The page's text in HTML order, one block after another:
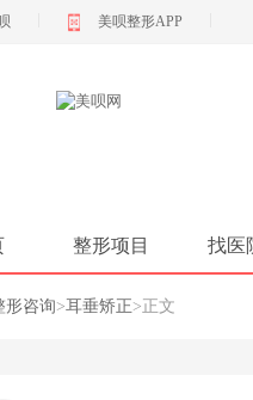
美呗整形APP
整形项目 找医
形咨询>耳垂矫正 > 正文